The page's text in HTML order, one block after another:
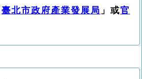
臺北市政府產業發展局 」或官